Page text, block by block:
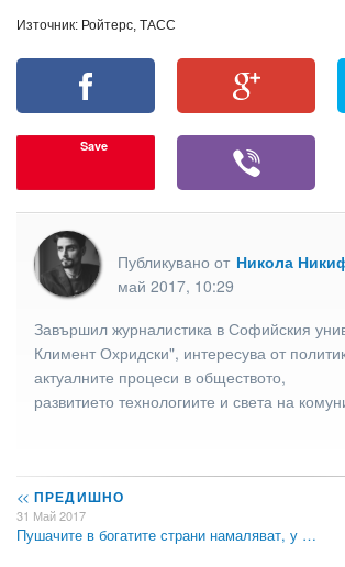
Източник: Ройтерс, ТАСС
Save
Публикувано от Никола
май 2017, 10:29
Завършил журналистика в Софийския
Климент Охридски", интересува от
актуалните процеси в обществото,
развитието технологиите и света на
<< ПРЕДИШНО
31 Май 2017
Пушачите в богатите страни намаляват, у …